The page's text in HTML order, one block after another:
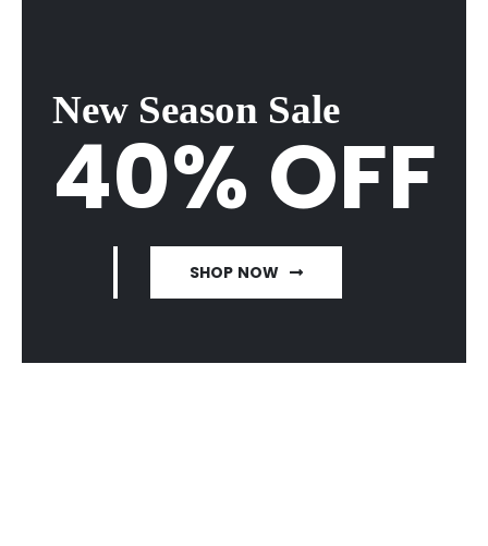
New Season Sale
40% OFF
SHOP NOW